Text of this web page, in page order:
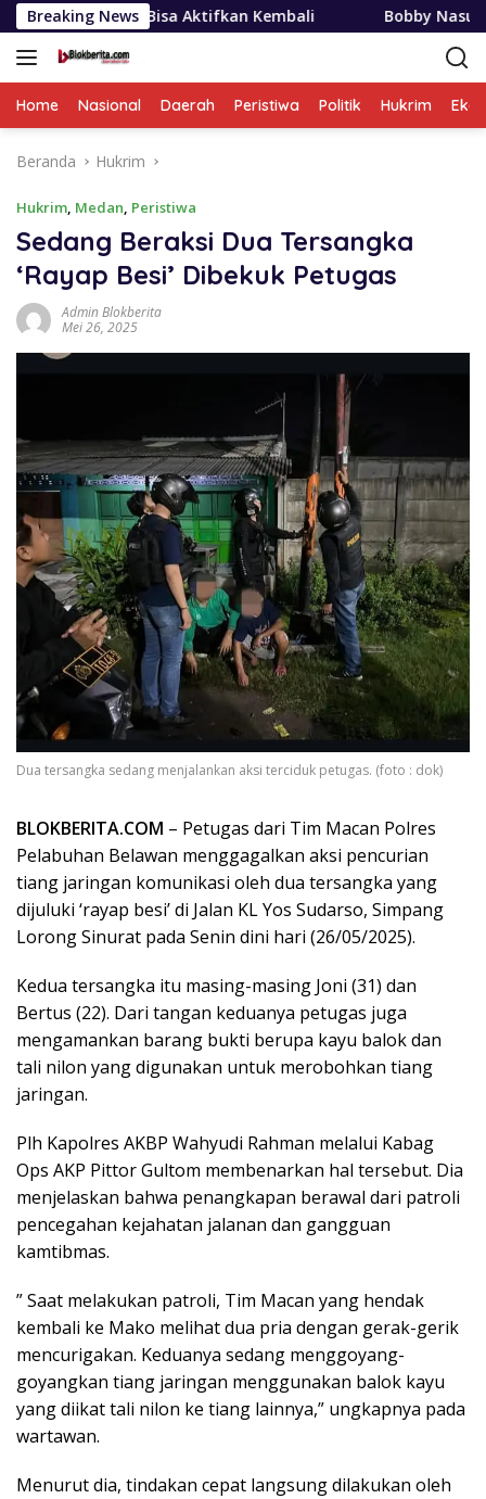
Langsung
ke
konten
Breaking News
Bisa Aktifkan Kembali Bobby Nasution Siapkan
Home Nasional Daerah Peristiwa Politik Hukrim
Beranda Hukrim
Hukrim, Medan, Peristiwa
Sedang Beraksi Dua Tersangka
‘Rayap Besi’ Dibekuk Petugas
Admin Blokberita
Mei 26, 2025
Dua tersangka sedang menjalankan aksi terciduk petugas. (foto : dok)
BLOKBERITA.COM – Petugas dari Tim Macan Polres
Pelabuhan Belawan menggagalkan aksi pencurian
tiang jaringan komunikasi oleh dua tersangka yang
dijuluki ‘rayap besi’ di Jalan KL Yos Sudarso, Simpang
Lorong Sinurat pada Senin dini hari (26/05/2025).
Kedua tersangka itu masing-masing Joni (31) dan
Bertus (22). Dari tangan keduanya petugas juga
mengamankan barang bukti berupa kayu balok dan
tali nilon yang digunakan untuk merobohkan tiang
jaringan.
Plh Kapolres AKBP Wahyudi Rahman melalui Kabag
Ops AKP Pittor Gultom membenarkan hal tersebut. Dia
menjelaskan bahwa penangkapan berawal dari patroli
pencegahan kejahatan jalanan dan gangguan
kamtibmas.
” Saat melakukan patroli, Tim Macan yang hendak
kembali ke Mako melihat dua pria dengan gerak-gerik
mencurigakan. Keduanya sedang menggoyang-
goyangkan tiang jaringan menggunakan balok kayu
yang diikat tali nilon ke tiang lainnya,” ungkapnya pada
wartawan.
Menurut dia, tindakan cepat langsung dilakukan oleh